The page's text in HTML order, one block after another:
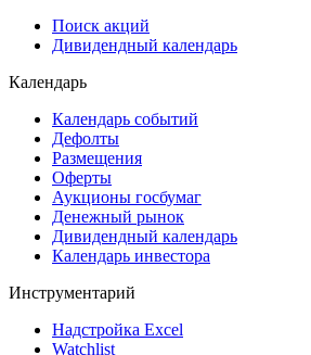
Поиск акций
Дивидендный календарь
Календарь
Календарь событий
Дефолты
Размещения
Оферты
Аукционы госбумаг
Денежный рынок
Дивидендный календарь
Календарь инвестора
Инструментарий
Надстройка Excel
Watchlist